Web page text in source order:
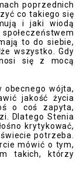
poprzednich
co takiego się
i jaki wiodą
to do siebie,
wszystko. Gdy
się z mocą
obecnego wójta,
jakość życia
o coś zapyta,
Dlatego Stenia
krytykować,
potrzeba.
mówić o tym,
takich, którzy